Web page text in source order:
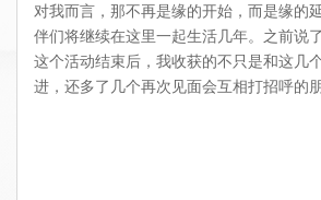
对我而言，那不再是缘的开始，而是缘的
伴们将继续在这里一起生活几年。之前说
这个活动结束后，我收获的不只是和这几
进，还多了几个再次见面会互相打招呼的朋